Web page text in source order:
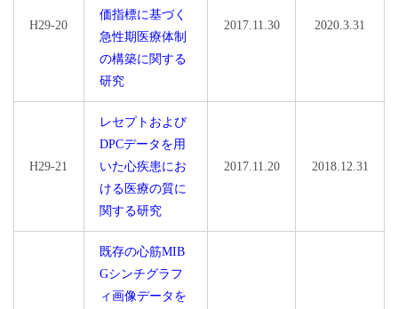
H29-20
価指標に基づく
急性期医療体制
の構築に関する
研究
2017.11.30 2020.3.31
H29-21
レセプトおよび
DPCデータを用
いた心疾患にお
ける医療の質に
関する研究
2017.11.20 2018.12.31
既存の心筋MIB
Gシンチグラフ
ィ画像データを